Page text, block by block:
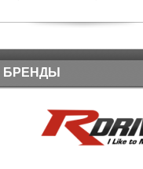
БРЕНДЫ